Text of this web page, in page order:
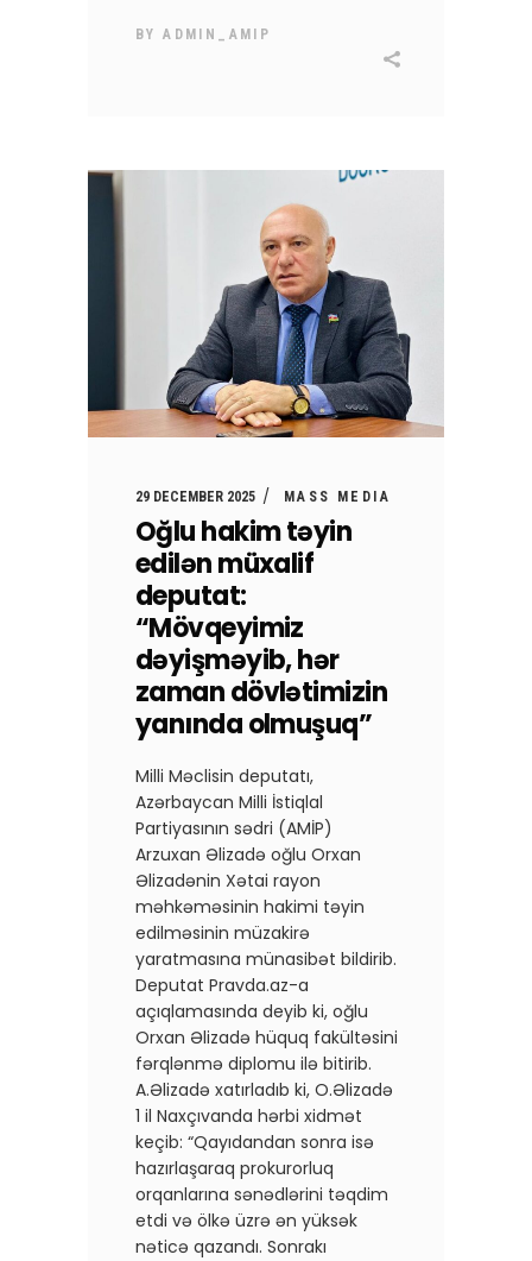
BYADMIN_AMIP
29 DECEMBER 2025 MASS MEDIA
Oğlu hakim təyin
edilən müxalif
deputat:
“Mövqeyimiz
dəyişməyib, hər
zaman dövlətimizin
yanında olmuşuq”
Milli Məclisin deputatı,
Azərbaycan Milli İstiqlal
Partiyasının sədri (AMİP)
Arzuxan Əlizadə oğlu Orxan
Əlizadənin Xətai rayon
məhkəməsinin hakimi təyin
edilməsinin müzakirə
yaratmasına münasibət bildirib.
Deputat Pravda.az-a
açıqlamasında deyib ki, oğlu
Orxan Əlizadə hüquq fakültəsini
fərqlənmə diplomu ilə bitirib.
A.Əlizadə xatırladıb ki, O.Əlizadə
1 il Naxçıvanda hərbi xidmət
keçib: “Qayıdandan sonra isə
hazırlaşaraq prokurorluq
orqanlarına sənədlərini təqdim
etdi və ölkə üzrə ən yüksək
nəticə qazandı. Sonrakı